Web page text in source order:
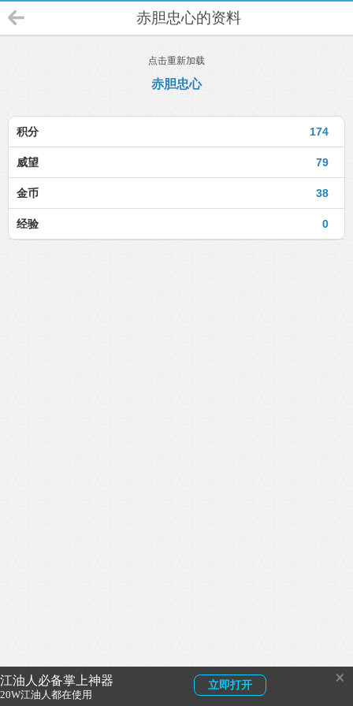
江油人必备掌上神器
20W江油人都在使用
立即打开 ×
赤胆忠心的资料
点击重新加载
赤胆忠心
174
积分
79
威望
38
金币
0
经验